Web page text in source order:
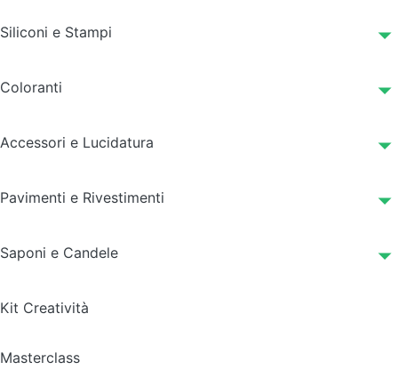
Siliconi e Stampi
Coloranti
Accessori e Lucidatura
Pavimenti e Rivestimenti
Saponi e Candele
Kit Creatività
Masterclass